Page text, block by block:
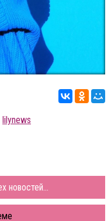
lilynews
новостей...